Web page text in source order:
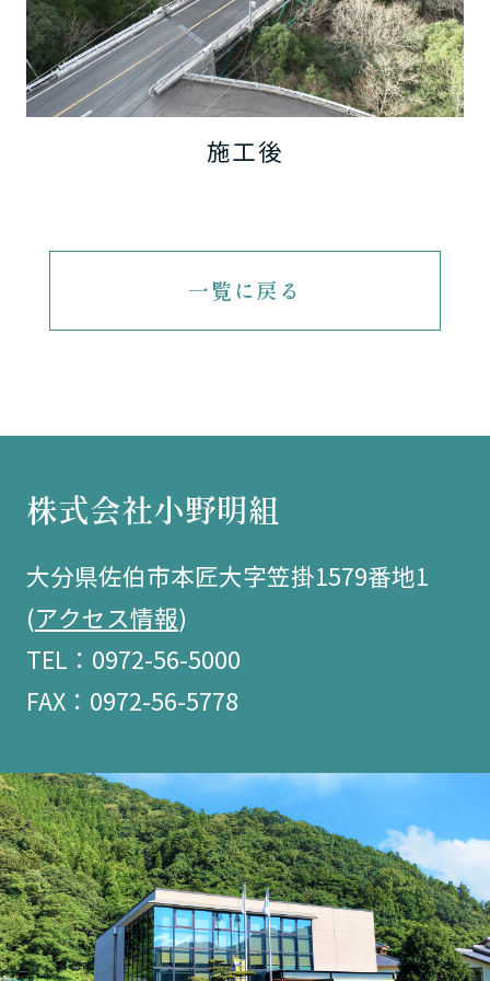
施工後
一覧に戻る
株式会社小野明組
大分県佐伯市本匠大字笠掛1579番地1
(アクセス情報)
TEL：0972-56-5000
FAX：0972-56-5778